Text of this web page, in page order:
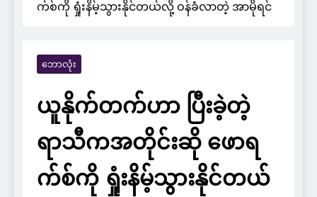
က်စ်ကို ရှုံးနိမ့်သွားနိုင်တယ်လို့ ဝန်ခံလာတဲ့ အာမိုရင်
ဘောလုံး
ယူနိုက်တက်ဟာ ပြီးခဲ့တဲ့
ရာသီကအတိုင်းဆို ဖောရ
က်စ်ကို ရှုံးနိမ့်သွားနိုင်တယ်